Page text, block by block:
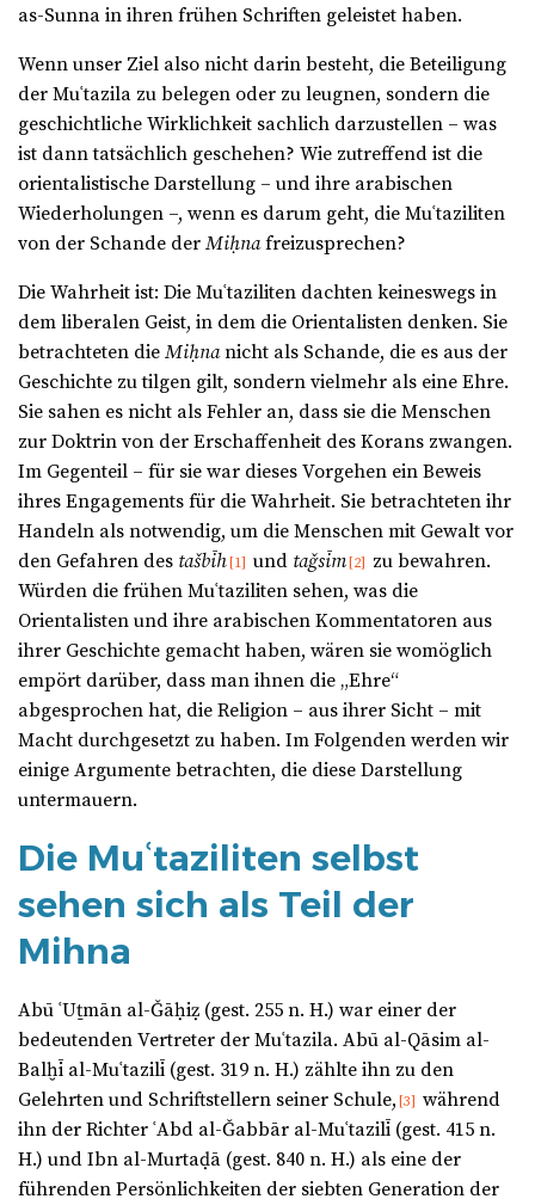
as-Sunna in ihren frühen Schriften geleistet haben.
Wenn unser Ziel also nicht darin besteht, die Beteiligung
der Muʿtazila zu belegen oder zu leugnen, sondern die
geschichtliche Wirklichkeit sachlich darzustellen – was
ist dann tatsächlich geschehen? Wie zutreffend ist die
orientalistische Darstellung – und ihre arabischen
Wiederholungen –, wenn es darum geht, die Muʿtaziliten
von der Schande der Miḥnafreizusprechen?
Die Wahrheit ist: Die Muʿtaziliten dachten keineswegs in
dem liberalen Geist, in dem die Orientalisten denken. Sie
betrachteten die Miḥnanicht als Schande, die es aus der
Geschichte zu tilgen gilt, sondern vielmehr als eine Ehre.
Sie sahen es nicht als Fehler an, dass sie die Menschen
zur Doktrin von der Erschaffenheit des Korans zwangen.
Im Gegenteil – für sie war dieses Vorgehen ein Beweis
ihres Engagements für die Wahrheit. Sie betrachteten ihr
Handeln als notwendig, um die Menschen mit Gewalt vor
den Gefahren des tašbīh [1] und taǧsīm [2] zu bewahren.
Würden die frühen Muʿtaziliten sehen, was die
Orientalisten und ihre arabischen Kommentatoren aus
ihrer Geschichte gemacht haben, wären sie womöglich
empört darüber, dass man ihnen die „Ehre“
abgesprochen hat, die Religion – aus ihrer Sicht – mit
Macht durchgesetzt zu haben. Im Folgenden werden wir
einige Argumente betrachten, die diese Darstellung
untermauern.
Die Muʿtaziliten selbst
sehen sich als Teil der
Mihna
Abū ʿUṯmān al-Ǧāḥiẓ (gest. 255 n. H.) war einer der
bedeutenden Vertreter der Muʿtazila. Abū al-Qāsim al-
Balḫī al-Muʿtazilī (gest. 319 n. H.) zählte ihn zu den
Gelehrten und Schriftstellern seiner Schule, [3] während
ihn der Richter ʿAbd al-Ǧabbār al-Muʿtazilī (gest. 415 n.
H.) und Ibn al-Murtaḍā (gest. 840 n. H.) als eine der
führenden Persönlichkeiten der siebten Generation der